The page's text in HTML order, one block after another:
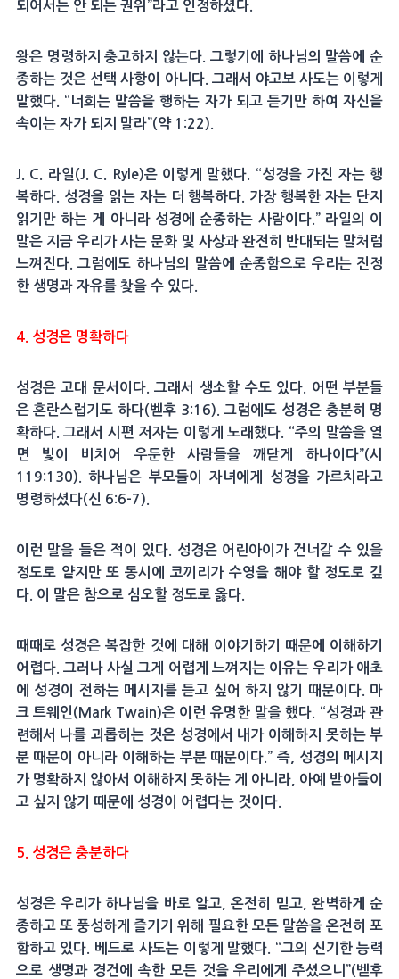
되어서는 안 되는 권위”라고 인정하셨다.
왕은 명령하지 충고하지 않는다. 그렇기에 하나님의 말씀에 순
종하는 것은 선택 사항이 아니다. 그래서 야고보 사도는 이렇게
말했다. “너희는 말씀을 행하는 자가 되고 듣기만 하여 자신을
속이는 자가 되지 말라”(약 1:22).
J. C. 라일(J. C. Ryle)은 이렇게 말했다. “성경을 가진 자는 행
복하다. 성경을 읽는 자는 더 행복하다. 가장 행복한 자는 단지
읽기만 하는 게 아니라 성경에 순종하는 사람이다.” 라일의 이
말은 지금 우리가 사는 문화 및 사상과 완전히 반대되는 말처럼
느껴진다. 그럼에도 하나님의 말씀에 순종함으로 우리는 진정
한 생명과 자유를 찾을 수 있다.
4. 성경은 명확하다
성경은 고대 문서이다. 그래서 생소할 수도 있다. 어떤 부분들
은 혼란스럽기도 하다(벧후 3:16). 그럼에도 성경은 충분히 명
확하다. 그래서 시편 저자는 이렇게 노래했다. “주의 말씀을 열
면 빛이 비치어 우둔한 사람들을 깨닫게 하나이다”(시
119:130). 하나님은 부모들이 자녀에게 성경을 가르치라고
명령하셨다(신 6:6-7).
이런 말을 들은 적이 있다. 성경은 어린아이가 건너갈 수 있을
정도로 얕지만 또 동시에 코끼리가 수영을 해야 할 정도로 깊
다. 이 말은 참으로 심오할 정도로 옳다.
때때로 성경은 복잡한 것에 대해 이야기하기 때문에 이해하기
어렵다. 그러나 사실 그게 어렵게 느껴지는 이유는 우리가 애초
에 성경이 전하는 메시지를 듣고 싶어 하지 않기 때문이다. 마
크 트웨인(Mark Twain)은 이런 유명한 말을 했다. “성경과 관
련해서 나를 괴롭히는 것은 성경에서 내가 이해하지 못하는 부
분 때문이 아니라 이해하는 부분 때문이다.” 즉, 성경의 메시지
가 명확하지 않아서 이해하지 못하는 게 아니라, 아예 받아들이
고 싶지 않기 때문에 성경이 어렵다는 것이다.
5. 성경은 충분하다
성경은 우리가 하나님을 바로 알고, 온전히 믿고, 완벽하게 순
종하고 또 풍성하게 즐기기 위해 필요한 모든 말씀을 온전히 포
함하고 있다. 베드로 사도는 이렇게 말했다. “그의 신기한 능력
으로 생명과 경건에 속한 모든 것을 우리에게 주셨으니”(벧후